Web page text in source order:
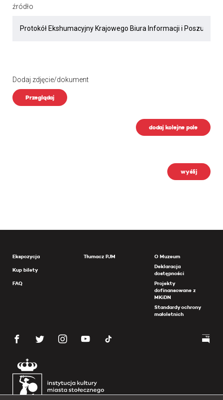
źródło
Dodaj zdjęcie/dokument
Przeglądaj
dodaj kolejne pole
wyślij
Ekspozycja
Kup bilety
FAQ
Tłumacz PJM
O Muzeum
Deklaracja
dostępności
Projekty
dofinansowane z
MKiDN
Standardy ochrony
małoletnich